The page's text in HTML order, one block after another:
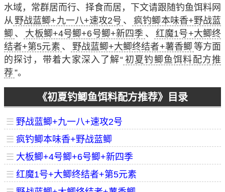
水域，常群居而行、择食而居，下文请跟随钓鱼饵料网
从 野战蓝鲫+九一八+速攻2号 、
疯钓鲫本味香+野战蓝
鲫 、 大板鲫+4号鲫+6号鲫+新四季 、
红魔1号+大鲫终
结者+第5元素 、 野战蓝鲫+大鲫终结者+薯香鲫 等方面
的探讨，带着大家深入了解“ 初夏钓鲫鱼饵料配方推
荐 ”。
《初夏钓鲫鱼饵料配方推荐》目录
☰ 野战蓝鲫+九一八+速攻2号
☰ 疯钓鲫本味香+野战蓝鲫
☰ 大板鲫+4号鲫+6号鲫+新四季
☰ 红魔1号+大鲫终结者+第5元素